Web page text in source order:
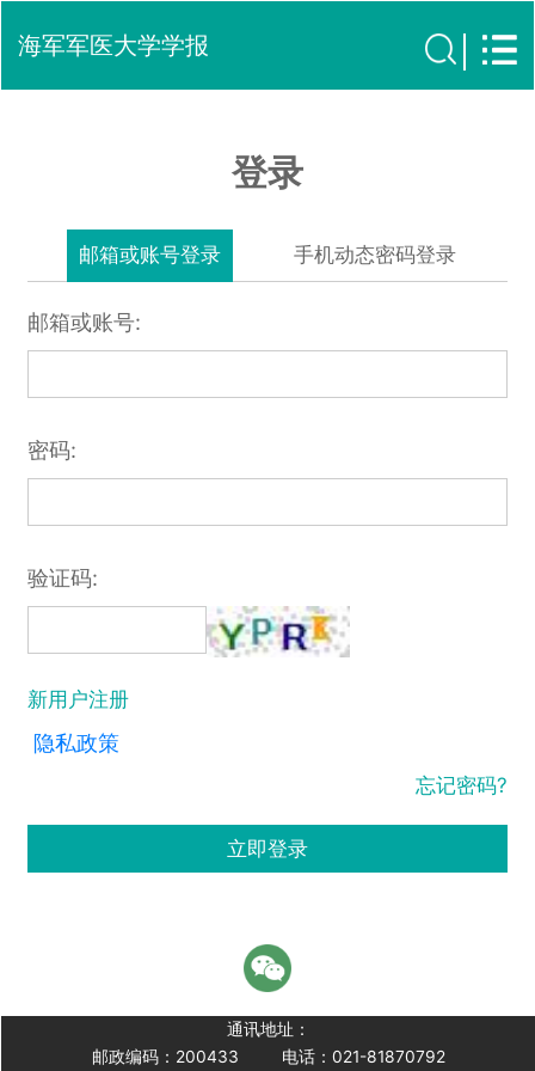
海军军医大学学报
登录
邮箱或账号登录 手机动态密码登录
邮箱或账号:
密码:
验证码:
新用户注册
隐私政策
忘记密码?
立即登录
通讯地址：
邮政编码：200433
电话：021-81870792